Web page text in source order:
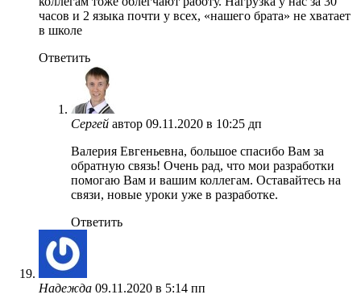
часов и 2 языка почти у всех, «нашего брата» не хватает
в школе
Ответить
Сергей автор 09.11.2020 в 10:25 дп
Валерия Евгеньевна, большое спасибо Вам за
обратную связь! Очень рад, что мои разработки
помогаю Вам и вашим коллегам. Оставайтесь на
связи, новые уроки уже в разработке.
Ответить
Надежда 09.11.2020 в 5:14 пп